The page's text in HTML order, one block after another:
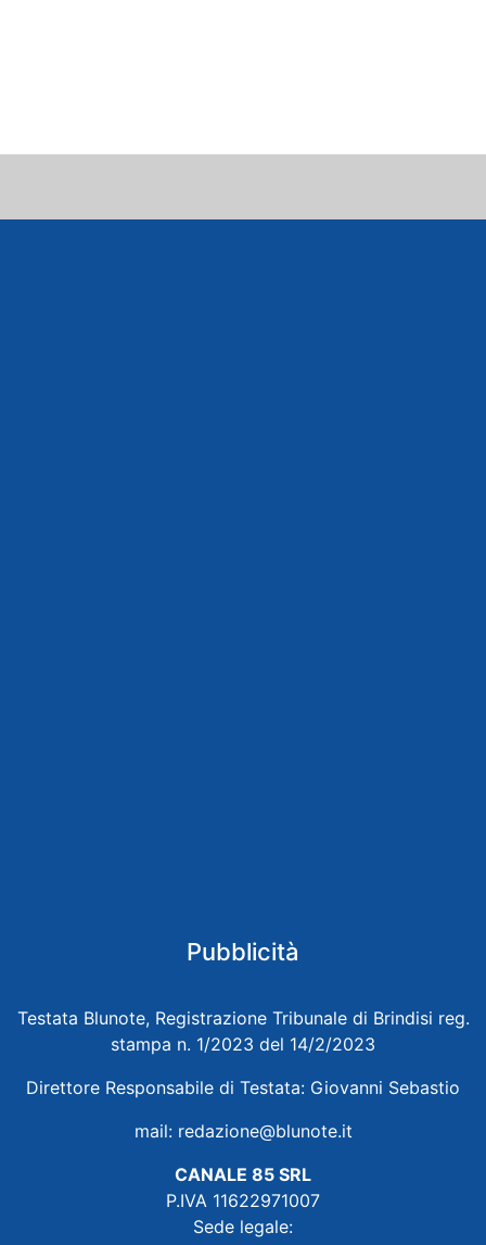
Pubblicità
Testata Blunote, Registrazione Tribunale di Brindisi reg.
stampa n. 1/2023 del 14/2/2023
Direttore Responsabile di Testata: Giovanni Sebastio
mail: redazione@blunote.it
CANALE 85 SRL
P.IVA 11622971007
Sede legale: